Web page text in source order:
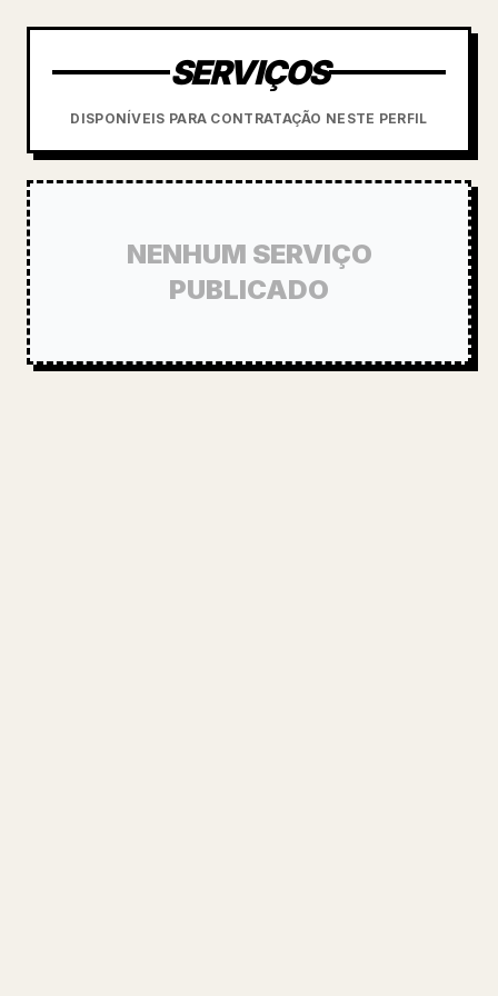
SERVIÇOS
DISPONÍVEIS PARA CONTRATAÇÃO NESTE PERFIL
NENHUM SERVIÇO
PUBLICADO